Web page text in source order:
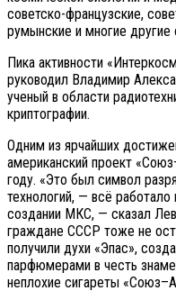
советско-французские,
румынские и многие
Пика активности
руководил Владимир
ученый в области
криптографии.
Одним из ярчайших
американский проект
году. «Это был символ
технологий, — всё
создании МКС, — сказал
граждане СССР тоже не
получили духи «Эпас»,
парфюмерами в честь
неплохие сигареты